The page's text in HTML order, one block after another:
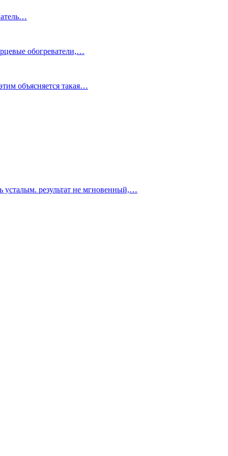
обогреватели,…
объясняется такая…
усталым. результат не мгновенный,…